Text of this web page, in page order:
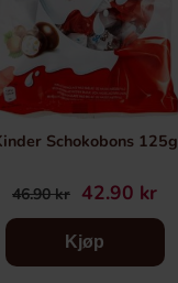
Schokobons 125g
46.90 kr 42.90 kr
Kjøp